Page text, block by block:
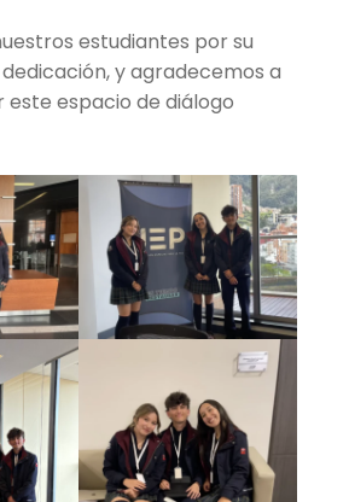
estudiantes por su
y agradecemos a
este espacio de diálogo